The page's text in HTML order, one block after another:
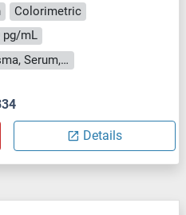
Colorimetric
pg/mL
Cell Culture Supernatant, Plasma, Serum, Tissue Homogenate
Details